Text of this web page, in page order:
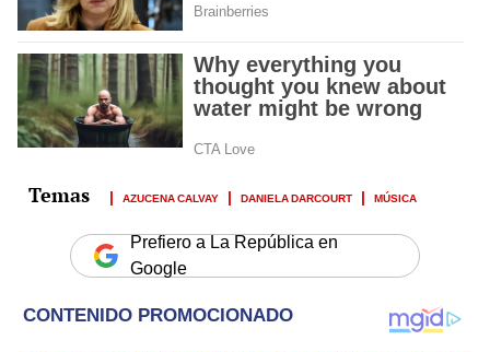
AZUCENA CALVAY DANIELA DARCOURT MÚSICA
Prefiero a La República en
Google